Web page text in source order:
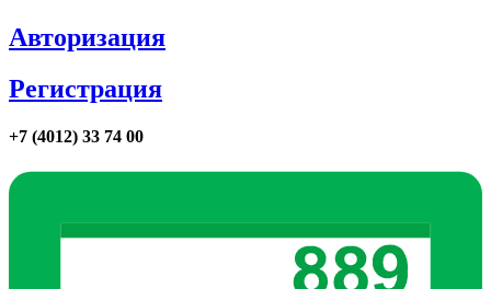
Авторизация
Регистрация
+7 (4012) 33 74 00